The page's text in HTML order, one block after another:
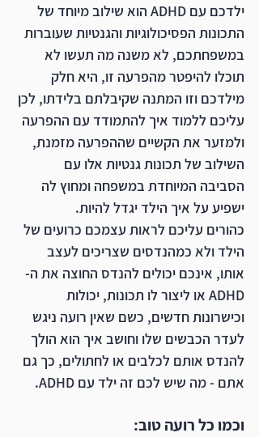
ילדכם עם ADHD הוא שילוב מיוחד של
התכונות הפסיכולוגיות והגנטיות שעוברות
במשפחתכם, לא משנה מה תעשו לא
תוכלו להיפטר מהפרעה זו, היא חלק
מילדכם וזו המתנה שקיבלתם בלידתו, לכן
עליכם ללמוד איך להתמודד עם ההפרעה
ולמזער את הקשיים שההפרעה מזמנת,
השילוב של תכונות גנטיות אלו עם
הסביבה המיוחדת במשפחה ומחוץ לה
ישפיע על איך הילד יגדל להיות.
כהורים עליכם לראות עצמכם כרועים של
הילד ולא כמהנדסים שצריכים לעצב
אותו, אינכם יכולים להנדס החוצה את ה-
ADHD או ליצור לו תכונות, יכולות
וכישרונות חדשים, כשם שאין רועה ניגש
לעדר הכבשים שלו וחושב איך הוא הולך
להנדס אותם לכלבים או לחתולים, כך גם
אתם - מה שיש לכם זה ילד עם ADHD.
וכמו כל רועה טוב: